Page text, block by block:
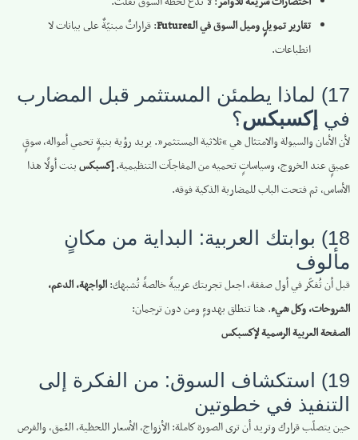
تقارير تمويلٍ وميل السوق في الـFutures
: قراراتٌ مبنيّةٌ على بيانات لا
انطباعات.
17) لماذا يطمئن المستثمر قبل المضارب
في إكسبكس؟
لأن الأمان والسيولة والامتثال هي “ثلاثية المستثمر”. يريد رؤية بنيةٍ تحمي أمواله، سوقٍ
عميقٍ عند الخروج، وسياساتٍ تحميه من المفاجآت التنظيمية.إكسبكسبنت أولًا هذا
الأساس، ثم فتحت الباب للمضاربة الذكية فوقه.
18) بوابتك العربية: البداية من مكانٍ
مألوف
قبل أن تُفكّر في أول صفقة، اجعل تجربتك عربيةً خالصةً تُشبهك:الواجهة، الدعم،
الشروحات، وكل شيء. هنا تنطلق بهدوءٍ ومن دون ترجمان:
الصفحة العربية الرسمية لإكسبكس
19) استكشاف السوق: من الفكرة إلى
التنفيذ في خطوتين
حين يتصلّب قرارك وتريد أن ترى الصورة كاملة: الأزواج، الأسعار اللحظية، العُمق، والفرص